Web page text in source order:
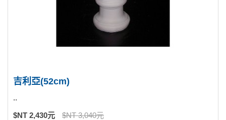
吉利亞(52cm)
..
$NT 2,430元 $NT 3,040元